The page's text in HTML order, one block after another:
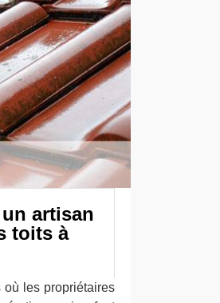
artisan
toits à
où les propriétaires